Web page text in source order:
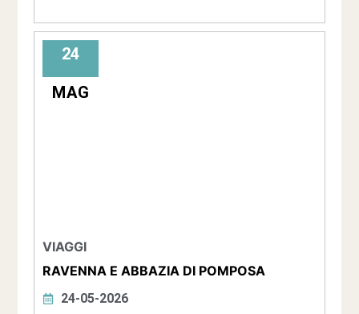
24
MAG
VIAGGI
RAVENNA E ABBAZIA DI POMPOSA
24-05-2026